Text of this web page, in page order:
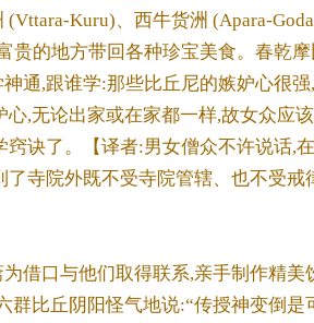
(Vttara-Kuru)、西牛货洲 (Apara-
贵的地方带回各种珍宝美食。春乾
通,跟谁学:那些比丘尼的嫉妒心很
心,无论出家或在家都一样,故女众应
窍诀了。【译者:男女僧众不许说话,
了寺院外既不受寺院管辖、也不受
口与他们取得联系,亲手制作精美
群比丘阴阳怪气地说:“传授神变倒